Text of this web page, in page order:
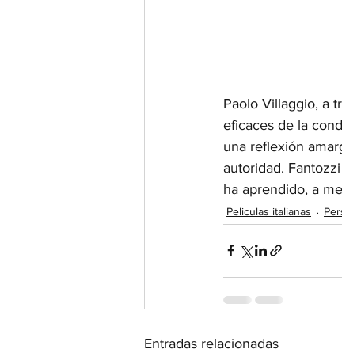
Paolo Villaggio, a
eficaces de la
una reflexión
autoridad.
ha aprendido, a
Peliculas italianas
Entradas relacionadas